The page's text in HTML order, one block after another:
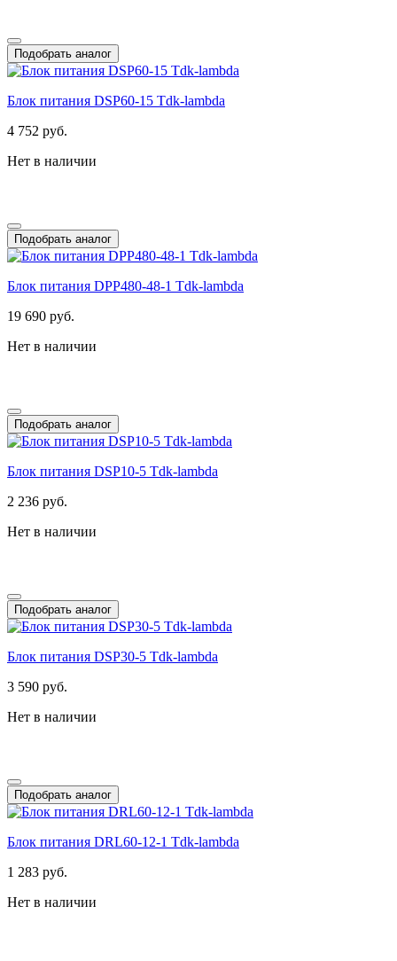
Подобрать аналог
Блок питания DSP60-15 Tdk-lambda
4 752 руб.
Нет в наличии
Подобрать аналог
Блок питания DPP480-48-1 Tdk-lambda
19 690 руб.
Нет в наличии
Подобрать аналог
Блок питания DSP10-5 Tdk-lambda
2 236 руб.
Нет в наличии
Подобрать аналог
Блок питания DSP30-5 Tdk-lambda
3 590 руб.
Нет в наличии
Подобрать аналог
Блок питания DRL60-12-1 Tdk-lambda
1 283 руб.
Нет в наличии